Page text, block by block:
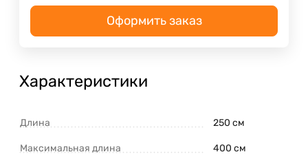
Оформить заказ
Характеристики
Длина 250 см
Максимальная длина 400 см